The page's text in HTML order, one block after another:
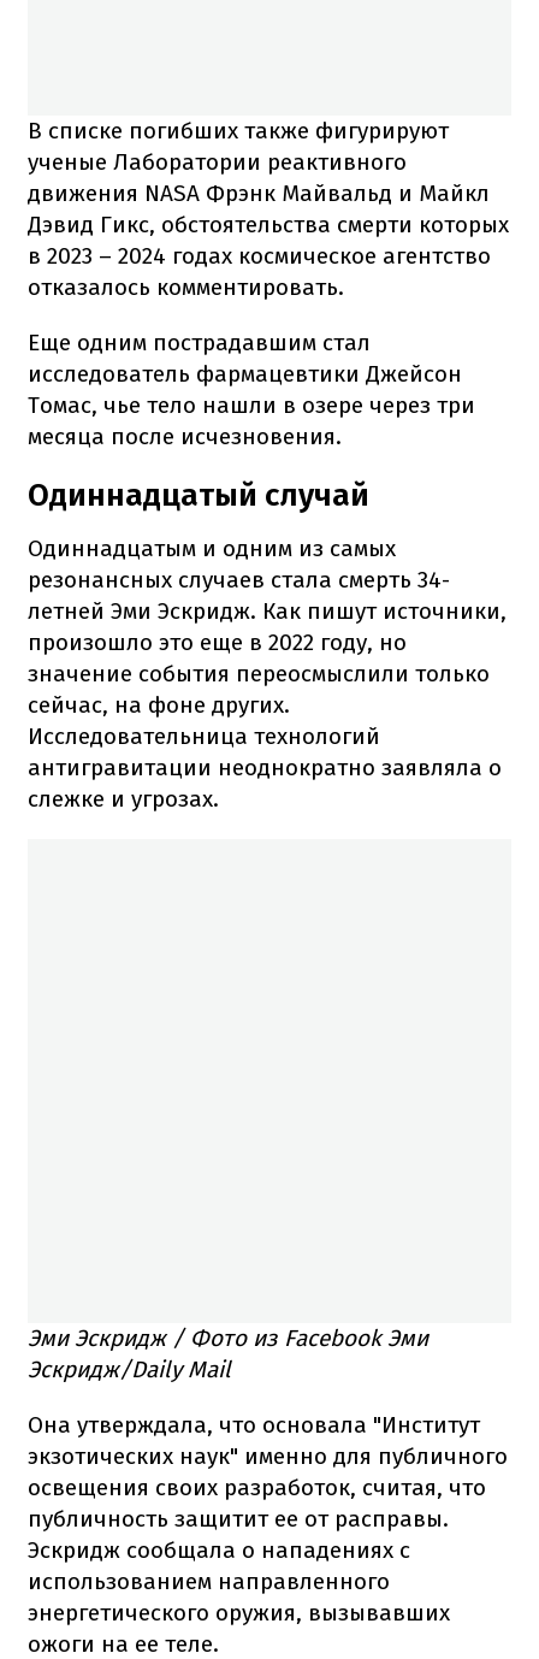
В списке погибших также фигурируют
ученые Лаборатории реактивного
движения NASA Фрэнк Майвальд и Майкл
Дэвид Гикс, обстоятельства смерти которых
в 2023 – 2024 годах космическое агентство
отказалось комментировать.
Еще одним пострадавшим стал
исследователь фармацевтики Джейсон
Томас, чье тело нашли в озере через три
месяца после исчезновения.
Одиннадцатый случай
Одиннадцатым и одним из самых
резонансных случаев стала смерть 34-
летней Эми Эскридж. Как пишут источники,
произошло это еще в 2022 году, но
значение события переосмыслили только
сейчас, на фоне других.
Исследовательница технологий
антигравитации неоднократно заявляла о
слежке и угрозах.
Эми Эскридж / Фото из Facebook Эми
Эскридж/Daily Mail
Она утверждала, что основала "Институт
экзотических наук" именно для публичного
освещения своих разработок, считая, что
публичность защитит ее от расправы.
Эскридж сообщала о нападениях с
использованием направленного
энергетического оружия, вызывавших
ожоги на ее теле.